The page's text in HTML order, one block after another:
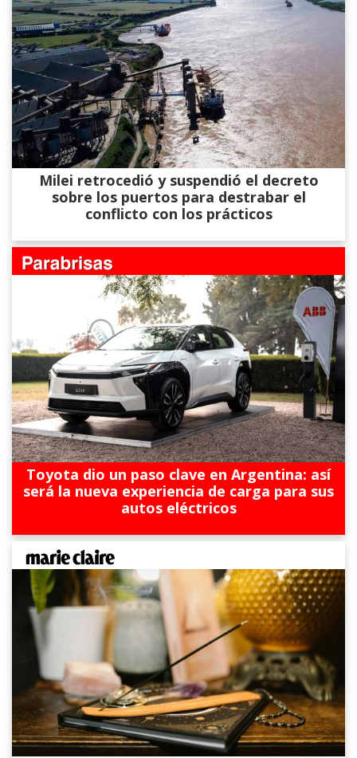
Milei retrocedió y suspendió el decreto
sobre los puertos para destrabar el
conflicto con los prácticos
Toyota dio un paso clave en Argentina: así
será la nueva experiencia de carga para sus
autos eléctricos